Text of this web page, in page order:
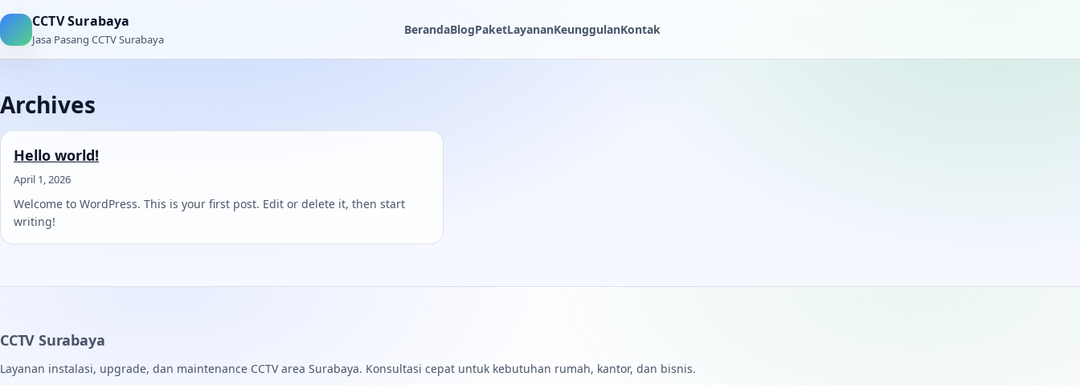
CCTV Surabaya
Jasa Pasang CCTV Surabaya
BerandaBlogPaketLayananKeunggulanKontak
Archives
Hello world!
April 1, 2026
Welcome to WordPress. This is your first post. Edit or delete it, then start
writing!
CCTV Surabaya
Layanan instalasi, upgrade, dan maintenance CCTV area Surabaya. Konsultasi cepat untuk kebutuhan rumah, kantor, dan bisnis.